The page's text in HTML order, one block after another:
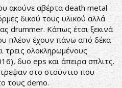
ακούνε αβέρτα death metal
δικού τους υλικού αλλά
drummer. Κάπως έτσι ξεκινά
πλέον έχουν πάνω από δέκα
τρεις ολοκληρωμένους
δυο eps και άπειρα σπλιτς.
στο στούντιο που
τους demo.